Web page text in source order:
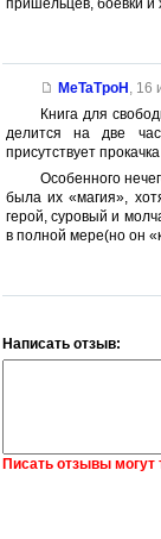
пришельцев, боевки и
MeTaTpoH , 16
Книга для
делится на две
присутствует
Особенного
была их «магия»,
герой, суровый и
в полной мере(но он
Написать отзыв:
Писать отзывы могут